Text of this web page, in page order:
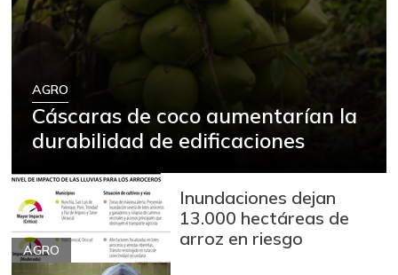
AGRO
Cáscaras de coco aumentarían la
durabilidad de edificaciones
AGRO
Inundaciones dejan
13.000 hectáreas de
arroz en riesgo